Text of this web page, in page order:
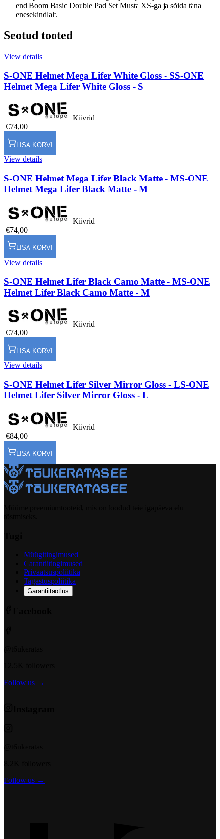
end Boom Basic Double Pad Set Musta XS-ga ja sõida täna
enesekindlalt.
Seotud tooted
View details
S-ONE Helmet Mega Lifer White Gloss - SS-ONE
Helmet Mega Lifer White Gloss - S
Kiivrid
€74,00
LISA KORVI
View details
S-ONE Helmet Mega Lifer Black Matte - MS-ONE
Helmet Mega Lifer Black Matte - M
Kiivrid
€74,00
LISA KORVI
View details
S-ONE Helmet Lifer Black Camo Matte - MS-ONE
Helmet Lifer Black Camo Matte - M
Kiivrid
€74,00
LISA KORVI
View details
S-ONE Helmet Lifer Silver Mirror Gloss - LS-ONE
Helmet Lifer Silver Mirror Gloss - L
Kiivrid
€84,00
LISA KORVI
Müügitingimused
Garantiitingimused
Privaatsuspoliitika
Tagastuspoliitika
Garantiitaotlus
Follow us →
Follow us →